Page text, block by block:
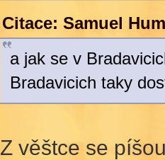
Citace: Samuel
a jak se v
Bradavicich taky
Z věštce se